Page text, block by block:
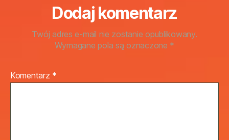
Dodaj komentarz
Twój adres e-mail nie zostanie opublikowany.
Wymagane pola są oznaczone *
Komentarz *